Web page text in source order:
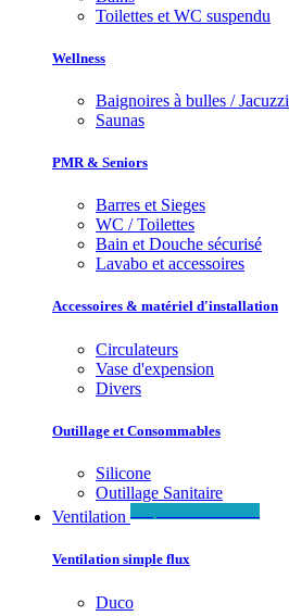
Toilettes et WC suspendu
Wellness
Baignoires à bulles / Jacuzzi
Saunas
PMR & Seniors
Barres et Sieges
WC / Toilettes
Bain et Douche sécurisé
Lavabo et accessoires
Accessoires & matériel d'installation
Circulateurs
Vase d'expension
Divers
Outillage et Consommables
Silicone
Outillage Sanitaire
Ventilation
Ventilation simple flux
Duco